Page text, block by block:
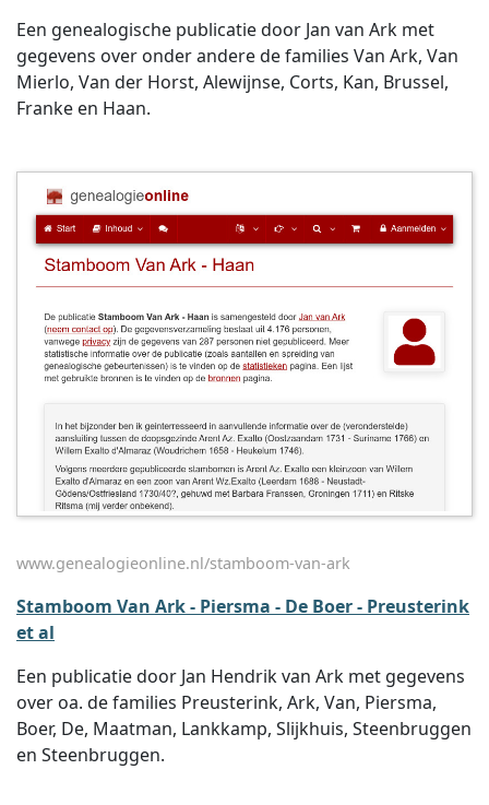
Een genealogische publicatie door Jan van Ark met
gegevens over onder andere de families Van Ark, Van
Mierlo, Van der Horst, Alewijnse, Corts, Kan, Brussel,
Franke en Haan.
www.genealogieonline.nl/stamboom-van-ark
Stamboom Van Ark - Piersma - De Boer - Preusterink
et al
Een publicatie door Jan Hendrik van Ark met gegevens
over oa. de families Preusterink, Ark, Van, Piersma,
Boer, De, Maatman, Lankkamp, Slijkhuis, Steenbruggen
en Steenbruggen.